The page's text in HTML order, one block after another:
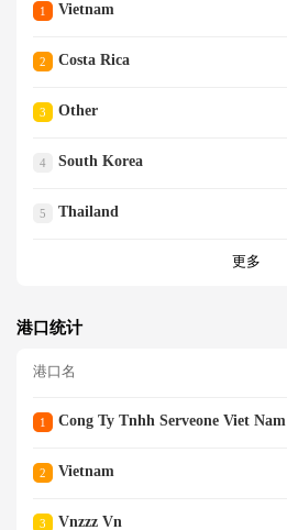
1 Vietnam
2 Costa Rica
3 Other
4 South Korea
5 Thailand
更多
港口统计
港口名
1 Cong Ty Tnhh Serveone Viet Nam
2 Vietnam
3 Vnzzz Vn